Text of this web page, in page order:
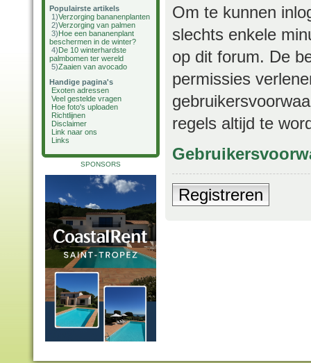
Populairste artikels
1)Verzorging bananenplanten
2)Verzorging van palmen
3)Hoe een bananenplant
beschermen in de winter?
4)De 10 winterhardste
palmbomen ter wereld
5)Zaaien van avocado
Handige pagina's
Exoten adressen
Veel gestelde vragen
Hoe foto's uploaden
Richtlijnen
Disclaimer
Link naar ons
Links
SPONSORS
Om te kunnen
slechts enkele
op dit forum. De
permissies
regels altijd te
Registreren